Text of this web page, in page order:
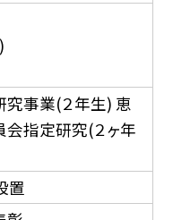
事業(２年生) 恵
指定研究(２ヶ年
置